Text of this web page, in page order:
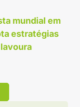
mundial em
estratégias